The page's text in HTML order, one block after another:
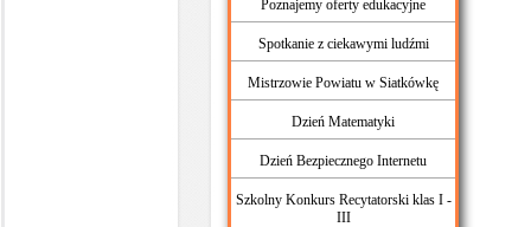
Poznajemy oferty edukacyjne
Spotkanie z ciekawymi ludźmi
Mistrzowie Powiatu w Siatkówkę
Dzień Matematyki
Dzień Bezpiecznego Internetu
Szkolny Konkurs Recytatorski klas I -
III